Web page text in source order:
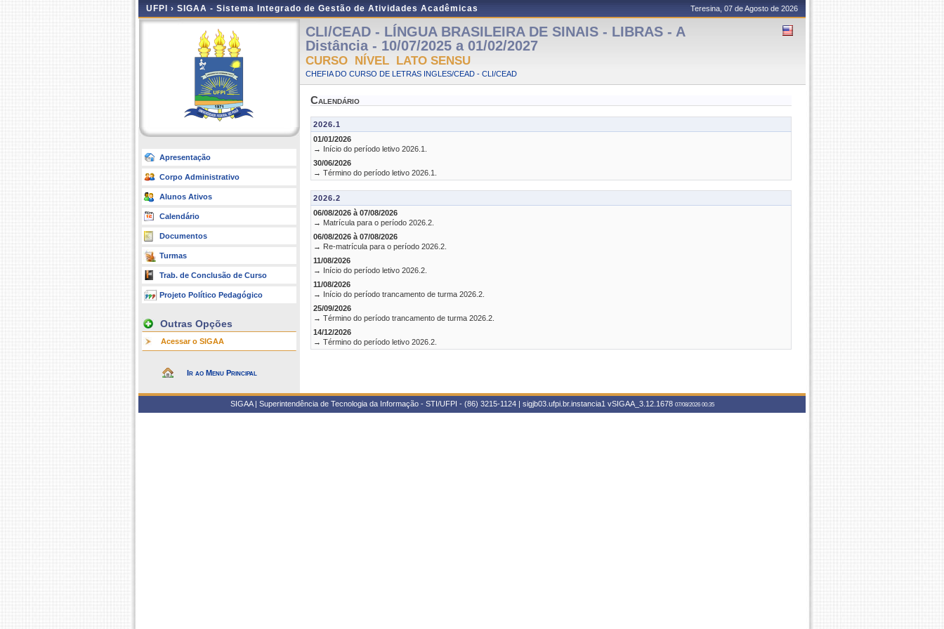
UFPI › SIGAA - Sistema Integrado de Gestão de Atividades Acadêmicas Teresina, 07 de Agosto de 2026
Apresentação
Corpo Administrativo
Alunos Ativos
Calendário
Documentos
Turmas
Trab. de Conclusão de Curso
Projeto Político Pedagógico
Outras Opções
Acessar o SIGAA
Ir ao Menu Principal
CLI/CEAD - LÍNGUA BRASILEIRA DE SINAIS - LIBRAS - A
Distância - 10/07/2025 a 01/02/2027
CURSO NÍVEL LATO SENSU
CHEFIA DO CURSO DE LETRAS INGLES/CEAD - CLI/CEAD
Calendário
2026.1
01/01/2026
→ Início do período letivo 2026.1.
30/06/2026
→ Término do período letivo 2026.1.
2026.2
06/08/2026 à 07/08/2026
→ Matrícula para o período 2026.2.
06/08/2026 à 07/08/2026
→ Re-matrícula para o período 2026.2.
11/08/2026
→ Início do período letivo 2026.2.
11/08/2026
→ Início do período trancamento de turma 2026.2.
25/09/2026
→ Término do período trancamento de turma 2026.2.
14/12/2026
→ Término do período letivo 2026.2.
SIGAA | Superintendência de Tecnologia da Informação - STI/UFPI - (86) 3215-1124 | sigjb03.ufpi.br.instancia1 vSIGAA_3.12.1678 07/08/2026 00:35